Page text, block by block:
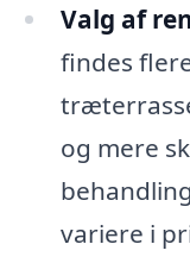
Valg af
findes
og mere
variere i